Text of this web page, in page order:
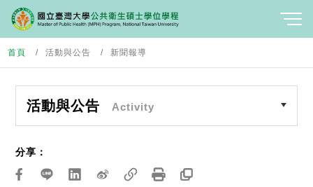
首頁 活動與公告 新聞報導
活動與公告 Activity
分享：